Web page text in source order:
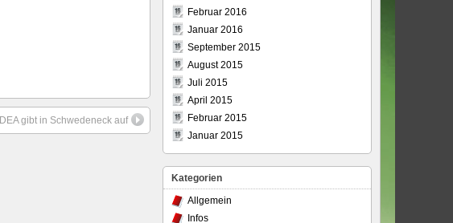
DEA gibt in Schwedeneck auf
Februar 2016
Januar 2016
September 2015
August 2015
Juli 2015
April 2015
Februar 2015
Januar 2015
Kategorien
Allgemein
Infos